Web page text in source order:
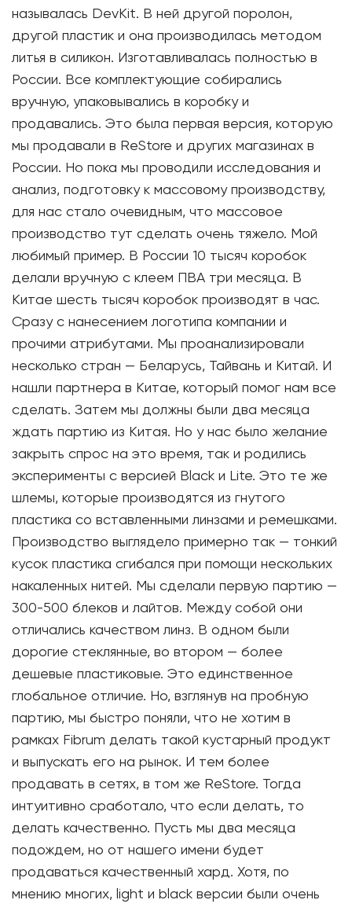
называлась DevKit. В ней другой поролон,
другой пластик и она производилась методом
литья в силикон. Изготавливалась полностью в
России. Все комплектующие собирались
вручную, упаковывались в коробку и
продавались. Это была первая версия, которую
мы продавали в ReStore и других магазинах в
России. Но пока мы проводили исследования и
анализ, подготовку к массовому производству,
для нас стало очевидным, что массовое
производство тут сделать очень тяжело. Мой
любимый пример. В России 10 тысяч коробок
делали вручную с клеем ПВА три месяца. В
Китае шесть тысяч коробок производят в час.
Сразу с нанесением логотипа компании и
прочими атрибутами. Мы проанализировали
несколько стран — Беларусь, Тайвань и Китай. И
нашли партнера в Китае, который помог нам все
сделать. Затем мы должны были два месяца
ждать партию из Китая. Но у нас было желание
закрыть спрос на это время, так и родились
эксперименты с версией Black и Lite. Это те же
шлемы, которые производятся из гнутого
пластика со вставленными линзами и ремешками.
Производство выглядело примерно так — тонкий
кусок пластика сгибался при помощи нескольких
накаленных нитей. Мы сделали первую партию —
300-500 блеков и лайтов. Между собой они
отличались качеством линз. В одном были
дорогие стеклянные, во втором — более
дешевые пластиковые. Это единственное
глобальное отличие. Но, взглянув на пробную
партию, мы быстро поняли, что не хотим в
рамках Fibrum делать такой кустарный продукт
и выпускать его на рынок. И тем более
продавать в сетях, в том же ReStore. Тогда
интуитивно сработало, что если делать, то
делать качественно. Пусть мы два месяца
подождем, но от нашего имени будет
продаваться качественный хард. Хотя, по
мнению многих, light и black версии были очень